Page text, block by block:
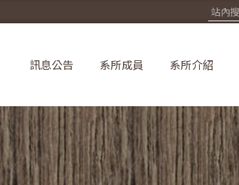
訊息公告 系所成員 系所介紹